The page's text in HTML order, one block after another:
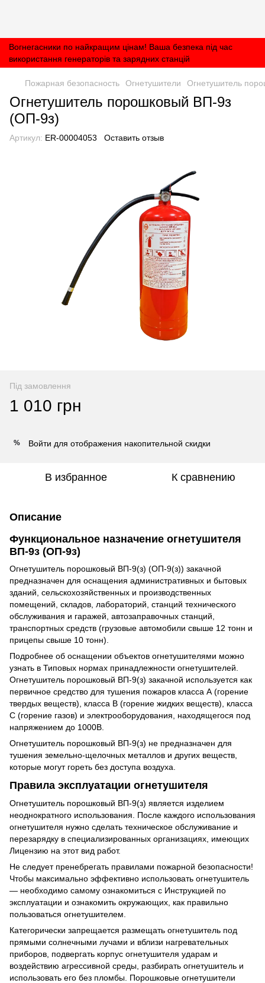
Вогнегасники по найкращим цінам! Ваша безпека під час
використання генераторів та зарядних станцій
Пожарная безопасность Огнетушители Огнетушитель
Огнетушитель порошковый ВП-9з
(ОП-9з)
Артикул: ER-00004053 Оставить отзыв
Під замовлення
1 010 грн
% Войти для отображения накопительной скидки
В избранное К сравнению
Описание
Функциональное назначение огнетушителя
ВП-9з (ОП-9з)
Огнетушитель порошковый ВП-9(з) (ОП-9(з)) закачной
предназначен для оснащения административных и бытовых
зданий, сельскохозяйственных и производственных
помещений, складов, лабораторий, станций технического
обслуживания и гаражей, автозаправочных станций,
транспортных средств (грузовые автомобили свыше 12 тонн и
прицепы свыше 10 тонн).
Подробнее об оснащении объектов огнетушителями можно
узнать в Типовых нормах принадлежности огнетушителей.
Огнетушитель порошковый ВП-9(з) закачной используется как
первичное средство для тушения пожаров класса А (горение
твердых веществ), класса В (горение жидких веществ), класса
С (горение газов) и электрооборудования, находящегося под
напряжением до 1000В.
Огнетушитель порошковый ВП-9(з) не предназначен для
тушения земельно-щелочных металлов и других веществ,
которые могут гореть без доступа воздуха.
Правила эксплуатации огнетушителя
Огнетушитель порошковый ВП-9(з) является изделием
неоднократного использования. После каждого использования
огнетушителя нужно сделать техническое обслуживание и
перезарядку в специализированных организациях, имеющих
Лицензию на этот вид работ.
Не следует пренебрегать правилами пожарной безопасности!
Чтобы максимально эффективно использовать огнетушитель
— необходимо самому ознакомиться с Инструкцией по
эксплуатации и ознакомить окружающих, как правильно
пользоваться огнетушителем.
Категорически запрещается размещать огнетушитель под
прямыми солнечными лучами и вблизи нагревательных
приборов, подвергать корпус огнетушителя ударам и
воздействию агрессивной среды, разбирать огнетушитель и
использовать его без пломбы. Порошковые огнетушители